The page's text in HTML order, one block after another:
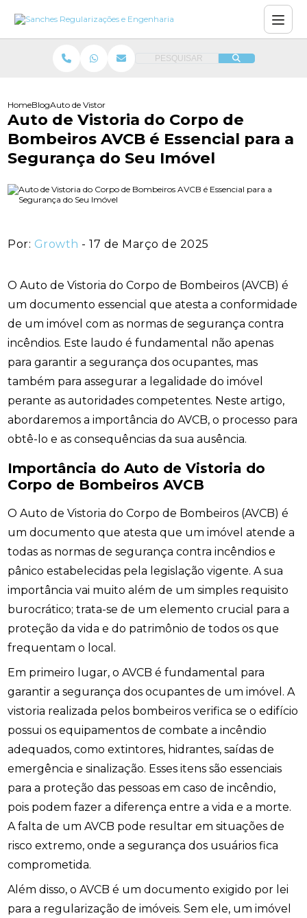
PESQUISAR
HomeBlogAuto de Vistoria do Corpo de Bombeiros AVCB é Essencial para
Auto de Vistoria do Corpo de
Bombeiros AVCB é Essencial para a
Segurança do Seu Imóvel
Por: Growth - 17 de Março de 2025
O Auto de Vistoria do Corpo de Bombeiros (AVCB) é
um documento essencial que atesta a conformidade
de um imóvel com as normas de segurança contra
incêndios. Este laudo é fundamental não apenas
para garantir a segurança dos ocupantes, mas
também para assegurar a legalidade do imóvel
perante as autoridades competentes. Neste artigo,
abordaremos a importância do AVCB, o processo para
obtê-lo e as consequências da sua ausência.
Importância do Auto de Vistoria do
Corpo de Bombeiros AVCB
O Auto de Vistoria do Corpo de Bombeiros (AVCB) é
um documento que atesta que um imóvel atende a
todas as normas de segurança contra incêndios e
pânico estabelecidas pela legislação vigente. A sua
importância vai muito além de um simples requisito
burocrático; trata-se de um elemento crucial para a
proteção da vida e do patrimônio de todos os que
frequentam o local.
Em primeiro lugar, o AVCB é fundamental para
garantir a segurança dos ocupantes de um imóvel. A
vistoria realizada pelos bombeiros verifica se o edifício
possui os equipamentos de combate a incêndio
adequados, como extintores, hidrantes, saídas de
emergência e sinalização. Esses itens são essenciais
para a proteção das pessoas em caso de incêndio,
pois podem fazer a diferença entre a vida e a morte.
A falta de um AVCB pode resultar em situações de
risco extremo, onde a segurança dos usuários fica
comprometida.
Além disso, o AVCB é um documento exigido por lei
para a regularização de imóveis. Sem ele, um imóvel